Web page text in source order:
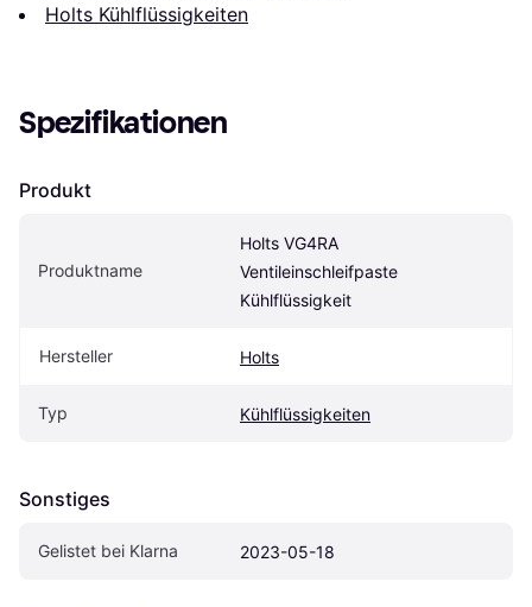
Holts Kühlflüssigkeiten
Spezifikationen
Produkt
Produktname
Holts VG4RA
Ventileinschleifpaste
Kühlflüssigkeit
Hersteller Holts
Typ Kühlflüssigkeiten
Sonstiges
Gelistet bei Klarna 2023-05-18